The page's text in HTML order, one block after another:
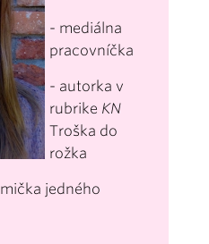
- mediálna
pracovníčka
- autorka v
rubrike KN
Troška do
rožka
jedného